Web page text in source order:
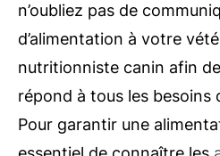
n’oubliez pas de
d’alimentation à votre
nutritionniste canin afin de
répond à tous les besoins
Pour garantir une